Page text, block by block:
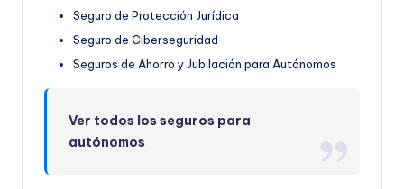
Seguro de Protección Jurídica
Seguro de Ciberseguridad
Seguros de Ahorro y Jubilación para Autónomos
Ver todos los seguros para
autónomos